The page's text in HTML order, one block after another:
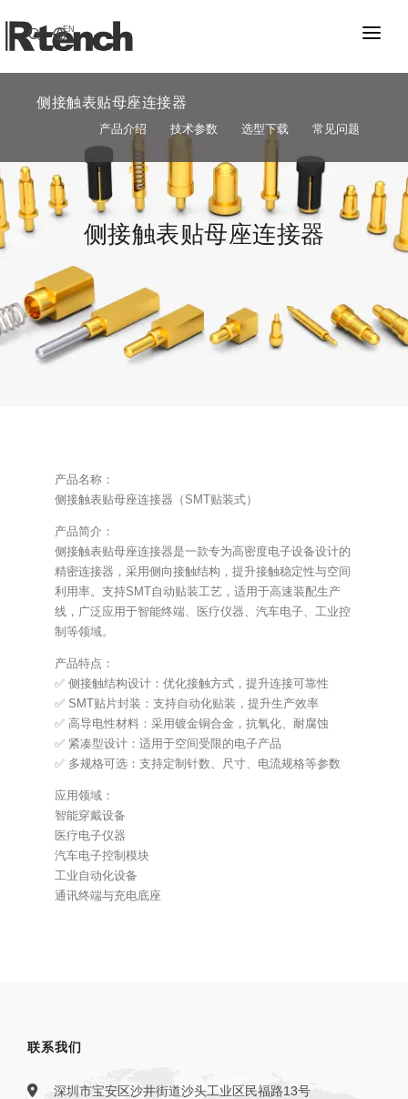
EN
首页
电子连接器
极细弹簧针Probe
弹簧针Pogo Pin
多触点Pogo Pin连接器
母座连接器
高速线束及组件
电源插座连接器
最大外径
0.21极细弹
簧针Probe
簧针Probe
簧针Probe
簧针Probe
0.25极细弹
簧针Probe
Probe
关于我们
新闻资讯
联系我们
侧接触表贴母座连接器
产品介绍 技术参数 选型下载 常见问题
侧接触表贴母座连接器
产品名称：
侧接触表贴母座连接器（SMT贴装式）
产品简介：
侧接触表贴母座连接器是一款专为高密度电子设备设计的
精密连接器，采用侧向接触结构，提升接触稳定性与空间
利用率。支持SMT自动贴装工艺，适用于高速装配生产
线，广泛应用于智能终端、医疗仪器、汽车电子、工业控
制等领域。
产品特点：
✅ 侧接触结构设计：优化接触方式，提升连接可靠性
✅ SMT贴片封装：支持自动化贴装，提升生产效率
✅ 高导电性材料：采用镀金铜合金，抗氧化、耐腐蚀
✅ 紧凑型设计：适用于空间受限的电子产品
✅ 多规格可选：支持定制针数、尺寸、电流规格等参数
应用领域：
智能穿戴设备
医疗电子仪器
汽车电子控制模块
工业自动化设备
通讯终端与充电底座
联系我们
深圳市宝安区沙井街道沙头工业区民福路13号